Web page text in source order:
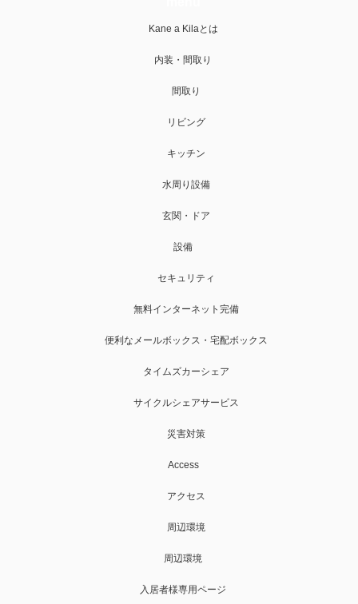
Kane a Kilaとは
内装・間取り
間取り
リビング
キッチン
水周り設備
玄関・ドア
設備
セキュリティ
無料インターネット完備
便利なメールボックス・宅配ボックス
タイムズカーシェア
サイクルシェアサービス
災害対策
Access
アクセス
周辺環境
周辺環境
入居者様専用ページ